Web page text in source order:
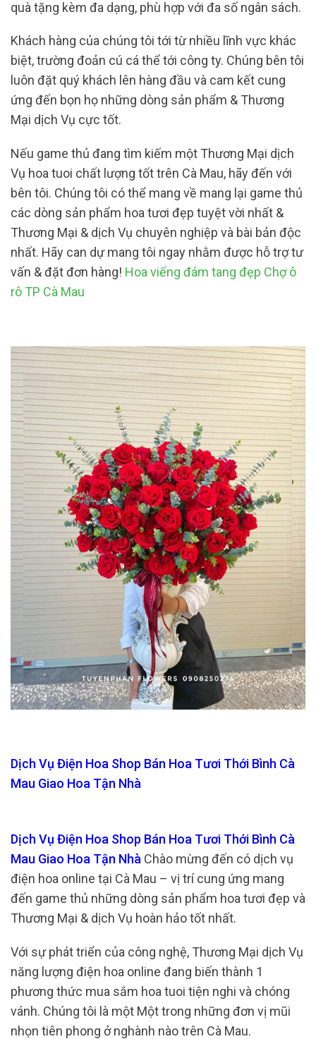
quà tặng kèm đa dạng, phù hợp với đa số ngân sách.
Khách hàng của chúng tôi tới từ nhiều lĩnh vực khác
biệt, trường đoản cú cá thể tới công ty. Chúng bên tôi
luôn đặt quý khách lên hàng đầu và cam kết cung
ứng đến bọn họ những dòng sản phẩm & Thương
Mại dịch Vụ cực tốt.
Nếu game thủ đang tìm kiếm một Thương Mại dịch
Vụ hoa tuoi chất lượng tốt trên Cà Mau, hãy đến với
bên tôi. Chúng tôi có thể mang về mang lại game thủ
các dòng sản phẩm hoa tươi đẹp tuyệt vời nhất &
Thương Mại & dịch Vụ chuyên nghiệp và bài bản độc
nhất. Hãy can dự mang tôi ngay nhằm được hỗ trợ tư
vấn & đặt đơn hàng! Hoa viếng đám tang đẹp Chợ ô
rô TP Cà Mau
Dịch Vụ Điện Hoa Shop Bán Hoa Tươi Thới Bình Cà
Mau Giao Hoa Tận Nhà
Dịch Vụ Điện Hoa Shop Bán Hoa Tươi Thới Bình Cà
Mau Giao Hoa Tận Nhà Chào mừng đến có dịch vụ
điện hoa online tại Cà Mau – vị trí cung ứng mang
đến game thủ những dòng sản phẩm hoa tươi đẹp và
Thương Mại & dịch Vụ hoàn hảo tốt nhất.
Với sự phát triển của công nghệ, Thương Mại dịch Vụ
năng lượng điện hoa online đang biến thành 1
phương thức mua sắm hoa tuoi tiện nghi và chóng
vánh. Chúng tôi là một Một trong những đơn vị mũi
nhọn tiên phong ở nghành nào trên Cà Mau.